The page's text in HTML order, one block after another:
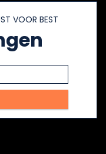
VOOR BEST